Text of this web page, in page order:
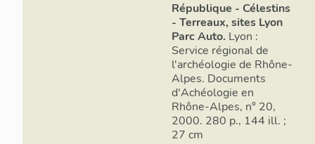
République - Célestins
- Terreaux, sites Lyon
Parc Auto. Lyon :
Service régional de
l'archéologie de Rhône-
Alpes. Documents
d'Achéologie en
Rhône-Alpes, n° 20,
2000. 280 p., 144 ill. ;
27 cm